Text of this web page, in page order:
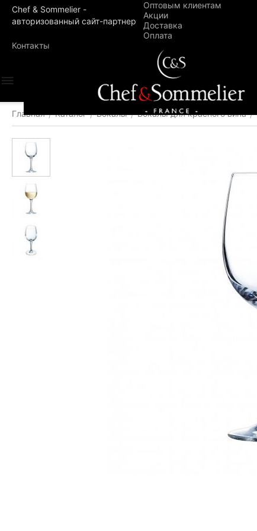
Chef & Sommelier -
авторизованный сайт-партнер
Оптовым клиентам
Акции
Доставка
Оплата
Контакты
Главная / Каталог / Бокалы / Бокалы для красного вина /